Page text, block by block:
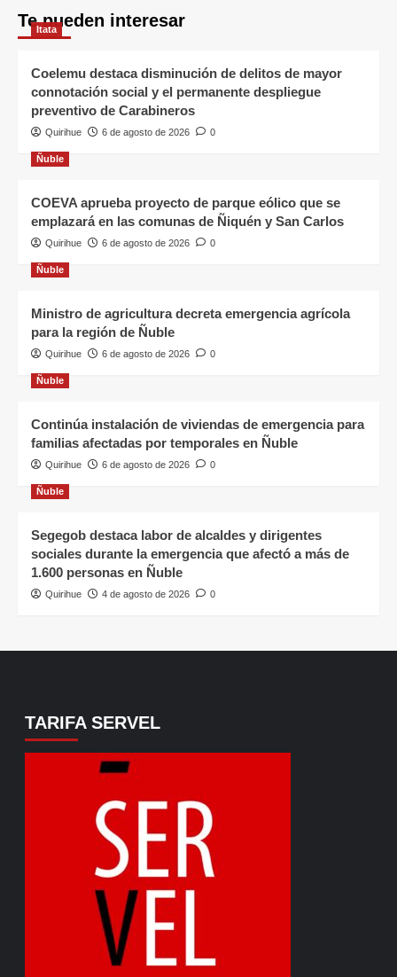
Te pueden interesar
Itata
Coelemu destaca disminución de delitos de mayor
connotación social y el permanente despliegue
preventivo de Carabineros
Quirihue 6 de agosto de 2026 0
Ñuble
COEVA aprueba proyecto de parque eólico que se
emplazará en las comunas de Ñiquén y San Carlos
Quirihue 6 de agosto de 2026 0
Ñuble
Ministro de agricultura decreta emergencia agrícola
para la región de Ñuble
Quirihue 6 de agosto de 2026 0
Ñuble
Continúa instalación de viviendas de emergencia para
familias afectadas por temporales en Ñuble
Quirihue 6 de agosto de 2026 0
Ñuble
Segegob destaca labor de alcaldes y dirigentes
sociales durante la emergencia que afectó a más de
1.600 personas en Ñuble
Quirihue 4 de agosto de 2026 0
TARIFA SERVEL